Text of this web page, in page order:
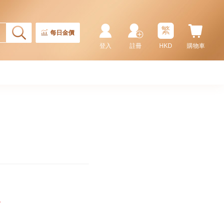
每日金價
購物車
繁
HKD
註冊
登入